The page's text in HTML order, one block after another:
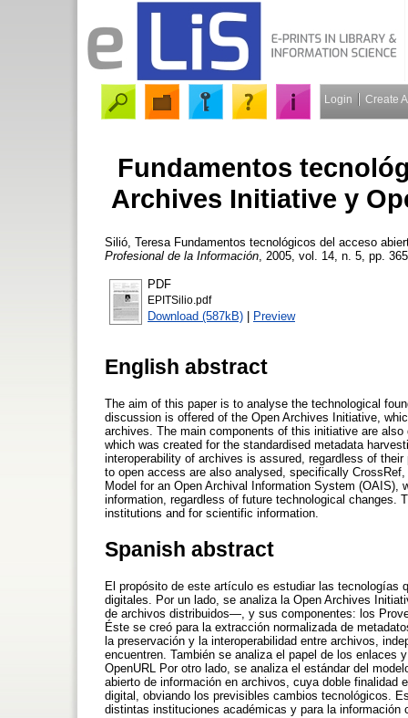
Login Create
Fundamentos
Archives Initiative y
Silió, Teresa Fundamentos tecnológicos del acceso
Profesional de la Información , 2005, vol. 14, n. 5, pp.
PDF
EPITSilio.pdf
Download (587kB) | Preview
English abstract
The aim of this paper is to analyse the technological
discussion is offered of the Open Archives Initiative,
archives. The main components of this initiative are
which was created for the standardised metadata
interoperability of archives is assured, regardless of
to open access are also analysed, specifically
Model for an Open Archival Information System
information, regardless of future technological changes.
institutions and for scientific information.
Spanish abstract
El propósito de este artículo es estudiar las tecnologías
digitales. Por un lado, se analiza la Open Archives
de archivos distribuidos—, y sus componentes: los
Éste se creó para la extracción normalizada de
la preservación y la interoperabilidad entre archivos,
encuentren. También se analiza el papel de los
OpenURL Por otro lado, se analiza el estándar del
abierto de información en archivos, cuya doble
digital, obviando los previsibles cambios tecnológicos.
distintas instituciones académicas y para la